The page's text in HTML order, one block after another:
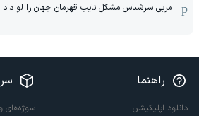
مربی سرشناس مشکل نایب قهرمان جهان را لو داد
راهنما
دانلود اپلیکیشن
سوژه‌های